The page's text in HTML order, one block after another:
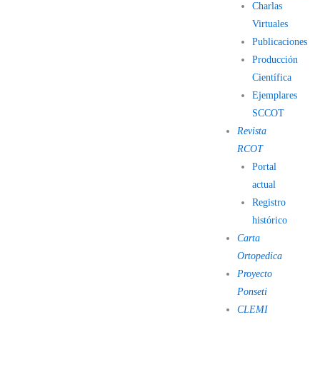
Charlas
Virtuales
Publicaciones
Producción
Científica
Ejemplares
SCCOT
Revista
RCOT
Portal
actual
Registro
histórico
Carta
Ortopedica
Proyecto
Ponseti
CLEMI